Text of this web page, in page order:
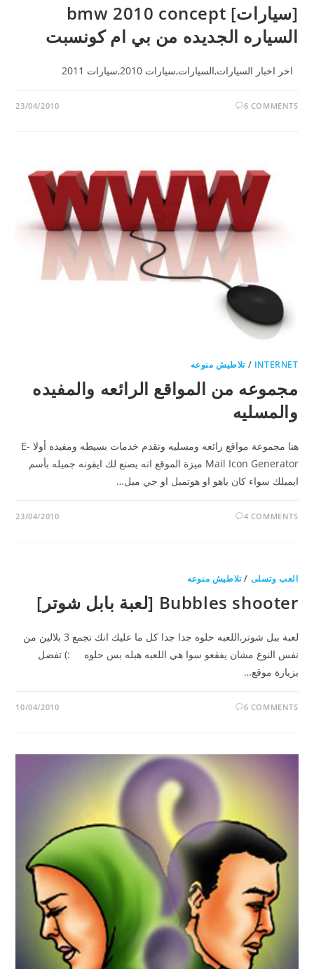
[سيارات] bmw 2010 concept
السياره الجديده من بي ام كونسبت
اخر اخبار السيارات,السيارات,سيارات 2010,سيارات 2011
6 COMMENTS
23/04/2010
INTERNET
/تلاطيش منوعه
مجموعه من المواقع الرائعه والمفيده
والمسليه
هنا مجموعة مواقع رائعه ومسليه وتقدم خدمات بسيطه ومفيده أولا E-
Mail Icon Generator ميزة الموقع انه يصنع لك ايقونه جميله بأسم
ايميلك سواء كان ياهو او هوتميل او جي ميل…
4 COMMENTS
23/04/2010
العب وتسلى /تلاطيش منوعه
Bubbles shooter [لعبة بابل شوتر]
لعبة ببل شوتر,اللعبه حلوه جدا جدا كل ما عليك انك تجمع 3 بلالين من
نفس النوع مشان يفقعو سوا هي اللعبه هبله بس حلوه :) تفضل
بزيارة موقع…
6 COMMENTS
10/04/2010